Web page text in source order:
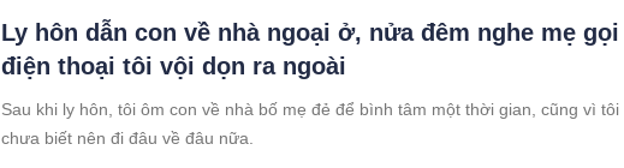
Ly hôn dẫn con về nhà ngoại ở, nửa đêm nghe mẹ gọi
điện thoại tôi vội dọn ra ngoài
Sau khi ly hôn, tôi ôm con về nhà bố mẹ đẻ để bình tâm một thời gian, cũng vì tôi
chưa biết nên đi đâu về đâu nữa.